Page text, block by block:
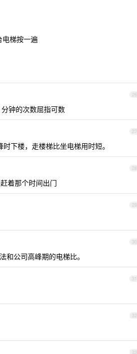
梯按一遍
26
钟的次数屈指可数
27
下楼，走楼梯比坐电梯用时短。
28
着那个时间出门
29
30
公司高峰期的电梯比。
31
32
33